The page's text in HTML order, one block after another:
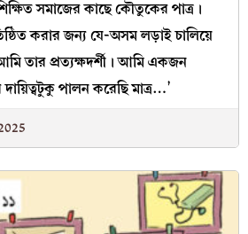
সমাজের কাছে কৌতুকের পাত্র।
করার জন্য যে-অসম লড়াই চালিয়ে
তার প্রত্যক্ষদর্শী। আমি একজন
পালন করেছি মাত্র…’